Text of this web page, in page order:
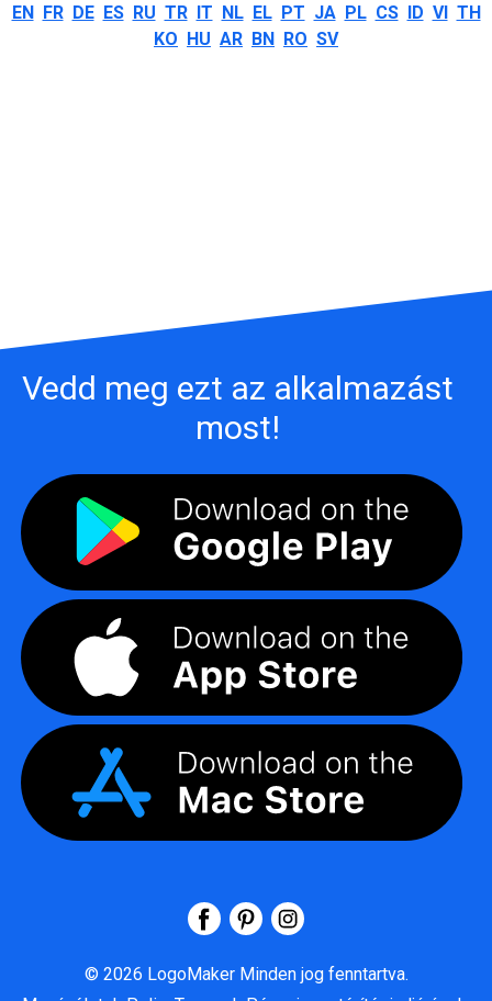
EN FR DE ES RU TR IT NL EL PT JA PL CS ID VI TH
KO HU AR BN RO SV
Vedd meg ezt az alkalmazást
most!
© 2026 LogoMaker Minden jog fenntartva.